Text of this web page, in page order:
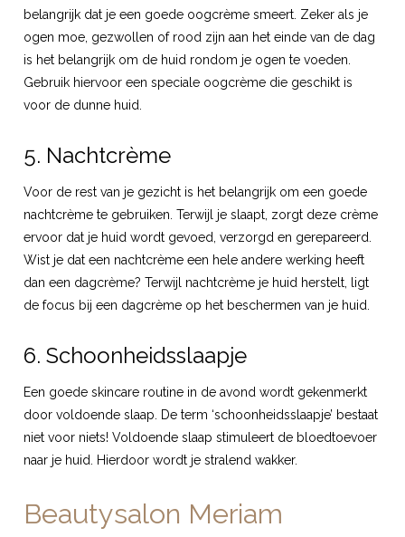
belangrijk dat je een goede oogcrème smeert. Zeker als je
ogen moe, gezwollen of rood zijn aan het einde van de dag
is het belangrijk om de huid rondom je ogen te voeden.
Gebruik hiervoor een speciale oogcrème die geschikt is
voor de dunne huid.
5. Nachtcrème
Voor de rest van je gezicht is het belangrijk om een goede
nachtcrème te gebruiken. Terwijl je slaapt, zorgt deze crème
ervoor dat je huid wordt gevoed, verzorgd en gerepareerd.
Wist je dat een nachtcrème een hele andere werking heeft
dan een dagcrème? Terwijl nachtcrème je huid herstelt, ligt
de focus bij een dagcrème op het beschermen van je huid.
6. Schoonheidsslaapje
Een goede skincare routine in de avond wordt gekenmerkt
door voldoende slaap. De term ‘schoonheidsslaapje’ bestaat
niet voor niets! Voldoende slaap stimuleert de bloedtoevoer
naar je huid. Hierdoor wordt je stralend wakker.
Beautysalon Meriam